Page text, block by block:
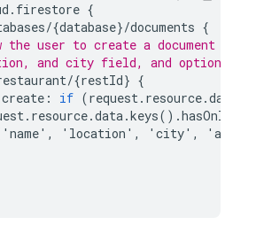
. firestore {
/{database}/documents {
user to create a document only
and city field, and optionally
/{restId} {
create : if (request. resource.data
. resource.data.keys().hasOnly
' name' , ' location ' , ' city' , '